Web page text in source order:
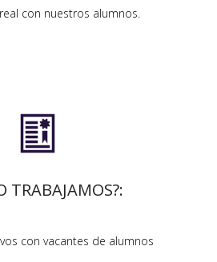
con nuestros alumnos.

TRABAJAMOS?:
con vacantes de alumnos